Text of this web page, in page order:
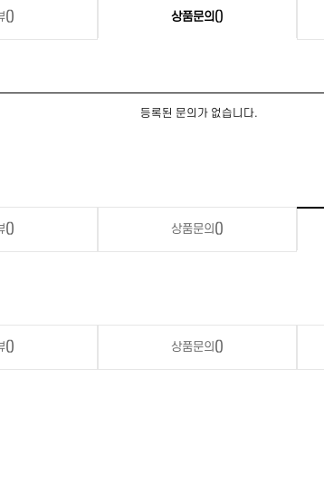
() 상품문의 ()
등록된 문의가 없습니다.
() 상품문의 ()
() 상품문의 ()